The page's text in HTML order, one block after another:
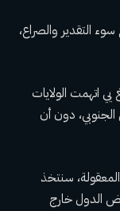
التقدير والصراع،
يي اتهمت الولايات
الجنوبي، دون أن
سنتخذ
الدول خارج